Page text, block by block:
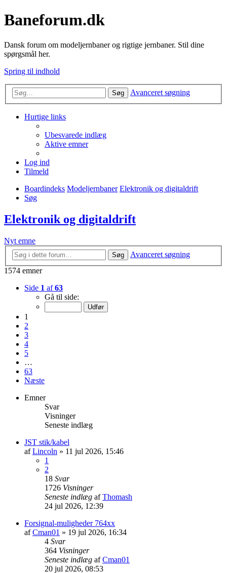
Baneforum.dk
Dansk forum om modeljernbaner og rigtige jernbaner. Stil dine
spørgsmål her.
Spring til indhold
Søg Avanceret søgning
Hurtige links
Ubesvarede indlæg
Aktive emner
Log ind
Tilmeld
Boardindeks Modeljernbaner Elektronik og digitaldrift
Søg
Elektronik og digitaldrift
Nyt emne
Søg
Avanceret søgning
1574 emner
Side 1 af63
Gå til side:
1
2
3
4
5
…
63
Næste
Emner
Svar
Visninger
Seneste indlæg
JST stik/kabel
afLincoln » 11 jul 2026, 15:46
1
2
18 Svar
1726 Visninger
Seneste indlæg afThomash
24 jul 2026, 12:39
Forsignal-muligheder 764xx
afCman01 » 19 jul 2026, 16:34
4 Svar
364 Visninger
Seneste indlæg afCman01
20 jul 2026, 08:53